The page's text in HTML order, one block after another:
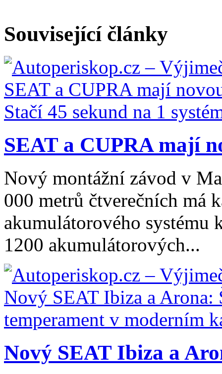
Související články
SEAT a CUPRA mají
Nový montážní závod v
000 metrů čtverečních má
akumulátorového systému
1200 akumulátorových...
Nový SEAT Ibiza a